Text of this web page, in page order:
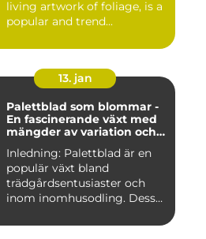
living artwork of foliage, is a
popular and trend...
13. jan
Palettblad som blommar -
En fascinerande växt med
mängder av variation och
Inledning: Palettblad är en
populär växt bland
trädgårdsentusiaster och
inom inomhusodling. Dess